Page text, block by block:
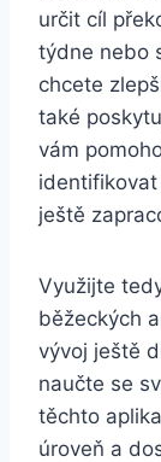
určit cíl
týdne nebo
chcete
také
vám
ještě
Využijte
běžeckých
vývoj ještě
naučte se
těchto
úroveň a